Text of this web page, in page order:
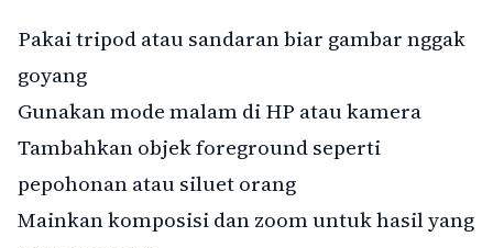
Pakai tripod atau sandaran biar gambar nggak
goyang
Gunakan mode malam di HP atau kamera
Tambahkan objek foreground seperti
pepohonan atau siluet orang
Mainkan komposisi dan zoom untuk hasil yang